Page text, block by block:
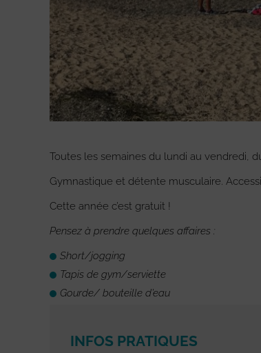
Toutes les semaines du lundi au vendredi,
Gymnastique et détente musculaire.
Cette année c’est gratuit !
Pensez à prendre quelques affaires :
Short/jogging
Tapis de gym/serviette
Gourde/ bouteille d’eau
INFOS PRATIQUES